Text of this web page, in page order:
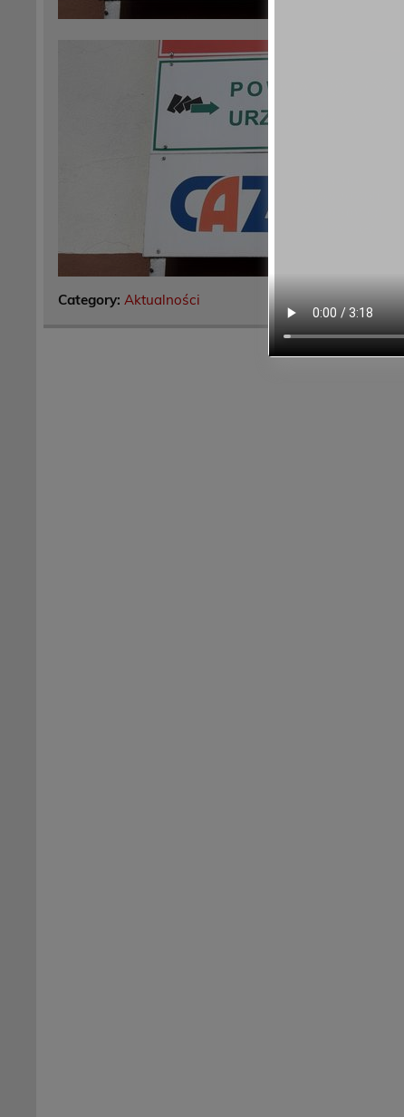
Category: Aktualności